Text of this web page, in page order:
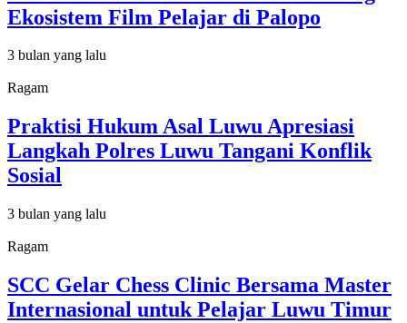
Ekosistem Film Pelajar di Palopo
3 bulan yang lalu
Ragam
Praktisi Hukum Asal Luwu Apresiasi
Langkah Polres Luwu Tangani Konflik
Sosial
3 bulan yang lalu
Ragam
SCC Gelar Chess Clinic Bersama Master
Internasional untuk Pelajar Luwu Timur